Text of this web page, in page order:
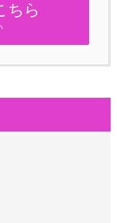
ちら